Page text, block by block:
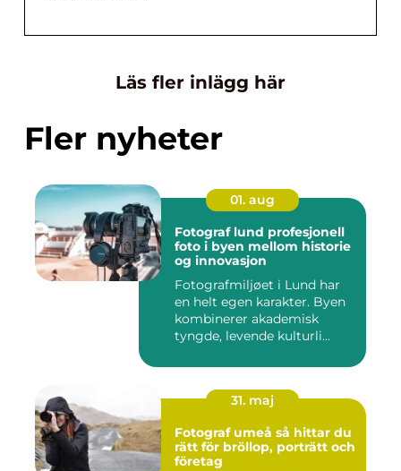
Läs fler inlägg här
Fler nyheter
01. aug
Fotograf lund profesjonell
foto i byen mellom historie
og innovasjon
Fotografmiljøet i Lund har
en helt egen karakter. Byen
kombinerer akademisk
tyngde, levende kulturli...
31. maj
Fotograf umeå så hittar du
rätt för bröllop, porträtt och
företag